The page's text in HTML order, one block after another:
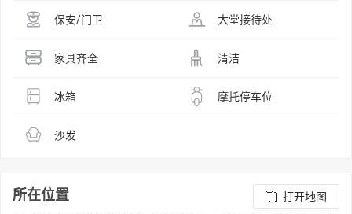
保安/门卫 大堂接待处
家具齐全 清洁
冰箱 摩托停车位
沙发
所在位置
打开地图